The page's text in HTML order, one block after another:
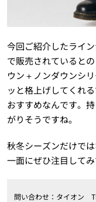
今回ご紹介したライ
で販売されていると
ウン＋ノンダウンシ
ッと格上げしてくれ
おすすめなんです。
がりそうですね。
秋冬シーズンだけで
一面にぜひ注目してみ
問い合わせ：タイオン